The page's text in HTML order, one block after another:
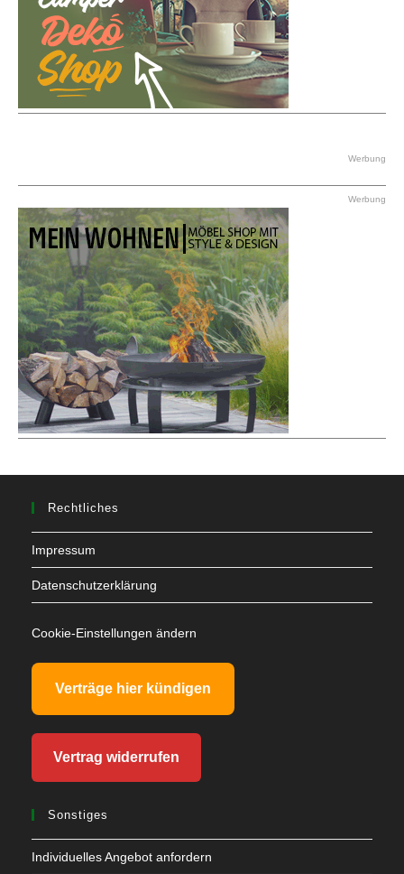
Werbung
Werbung
Rechtliches
Impressum
Datenschutzerklärung
Cookie-Einstellungen ändern
Verträge hier kündigen
Vertrag widerrufen
Sonstiges
Individuelles Angebot anfordern